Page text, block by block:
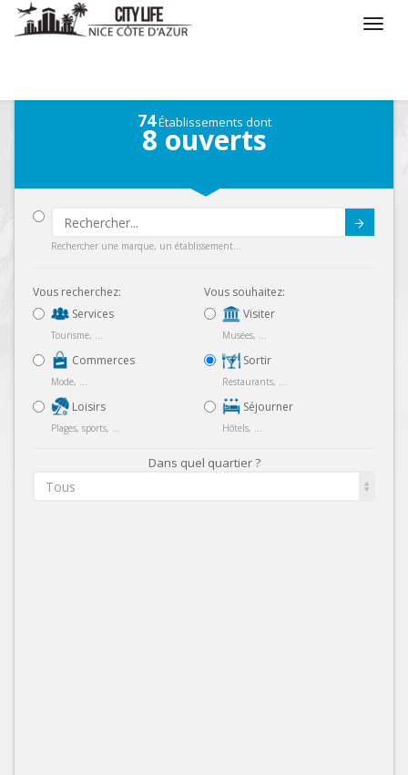
74Établissements dont
8 ouverts
Rechercher une marque, un établissement...
Vous recherchez:
Services
Tourisme, ...
Commerces
Mode, ...
Loisirs
Plages, sports, ...
Vous souhaitez:
Visiter
Musées, ...
Sortir
Restaurants, ...
Séjourner
Hôtels, ...
Dans quel quartier ?
Tous